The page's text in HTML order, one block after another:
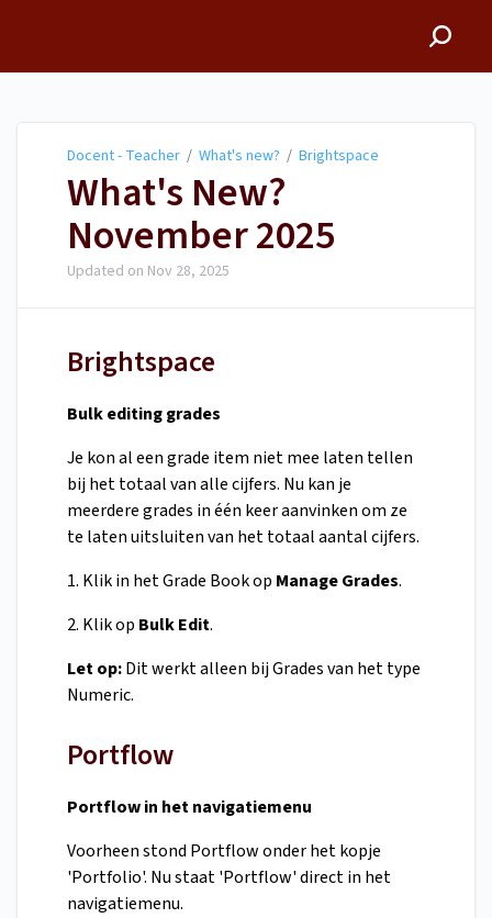
Docent - Teacher / What's new? / Brightspace
What's New?
November 2025
Updated on Nov 28, 2025
Brightspace
Bulk editing grades
Je kon al een grade item niet mee laten tellen
bij het totaal van alle cijfers. Nu kan je
meerdere grades in één keer aanvinken om ze
te laten uitsluiten van het totaal aantal cijfers.
1. Klik in het Grade Book op Manage Grades.
2. Klik op Bulk Edit.
Let op:Dit werkt alleen bij Grades van het type
Numeric.
Portflow
Portflow in het navigatiemenu
Voorheen stond Portflow onder het kopje
'Portfolio'. Nu staat 'Portflow' direct in het
navigatiemenu.